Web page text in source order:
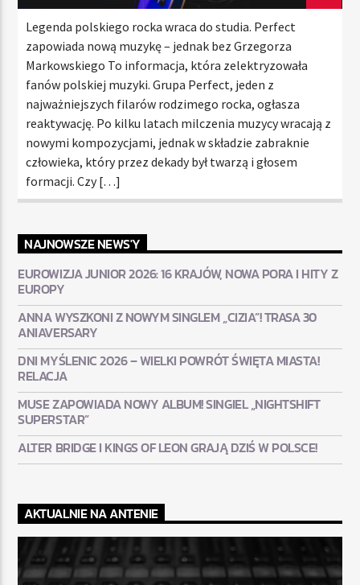
Legenda polskiego rocka wraca do studia. Perfect
zapowiada nową muzykę – jednak bez Grzegorza
Markowskiego To informacja, która zelektryzowała
fanów polskiej muzyki. Grupa Perfect, jeden z
najważniejszych filarów rodzimego rocka, ogłasza
reaktywację. Po kilku latach milczenia muzycy wracają z
nowymi kompozycjami, jednak w składzie zabraknie
człowieka, który przez dekady był twarzą i głosem
formacji. Czy […]
NAJNOWSZE NEWS'Y
EUROWIZJA JUNIOR 2026: 16 KRAJÓW, NOWA PORA I HITY Z
EUROPY
ANNA WYSZKONI Z NOWYM SINGLEM „CIZIA”! TRASA 30
ANIAVERSARY
DNI MYŚLENIC 2026 – WIELKI POWRÓT ŚWIĘTA MIASTA!
RELACJA
MUSE ZAPOWIADA NOWY ALBUM! SINGIEL „NIGHTSHIFT
SUPERSTAR”
ALTER BRIDGE I KINGS OF LEON GRAJĄ DZIŚ W POLSCE!
AKTUALNIE NA ANTENIE